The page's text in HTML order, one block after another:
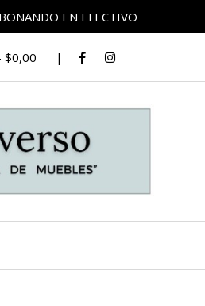
EN EFECTIVO
$0,00